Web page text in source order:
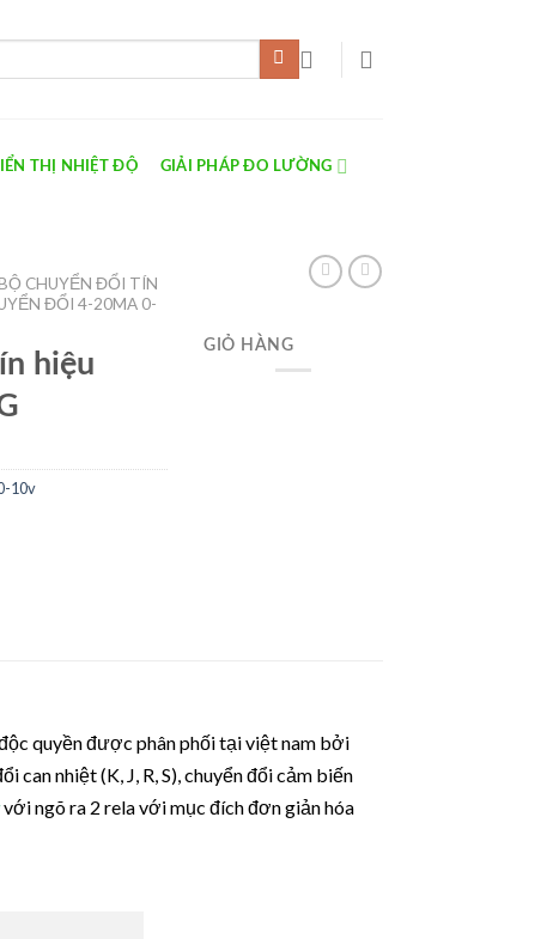
THỊ NHIỆT ĐỘ GIẢI PHÁP ĐO LƯỜNG
BỘ CHUYỂN ĐỔI TÍN
ĐỔI 4-20MA 0-
hiệu
10v
GIỎ HÀNG
quyền được phân phối tại việt nam bởi
can nhiệt (K, J, R, S), chuyển đổi cảm biến
với ngõ ra 2 rela với mục đích đơn giản hóa